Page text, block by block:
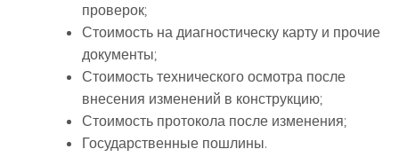
проверок;
Стоимость на диагностическу карту и прочие
документы;
Стоимость технического осмотра после
внесения изменений в конструкцию;
Стоимость протокола после изменения;
Государственные пошлины.